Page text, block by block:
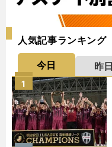
人気記事ランキング
今日 昨日
1